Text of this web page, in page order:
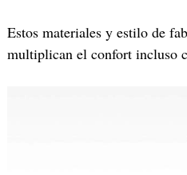
Estos materiales y estilo de
multiplican el confort incluso